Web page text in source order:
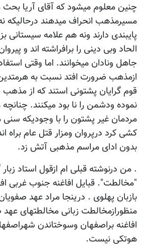
چنین معلوم میشود که آقای آریا بحث
مسیرمذهب انحراف میدهند درحالیکه
پایبندی دارند ونه هم علامه سیستانی
الحاد وبی دینی را برافراشته اند و
جاهل ونادان میخوانند. اما وقتی
ازمذهب ضرورت افتد نسبت به
قوم گرایان پشتونی استند که از
نموده ودشمن را نا بود میکنند.
مردمان غیر پشتون را با وجودیکه
کشی کرد درپروان ومزار قتل عام براه
بدون ادای مراسم مذهبی آتش زد.
. من درنوشته قبلی ام ازقول استاد
"مخالطت". قبایل افاغنه جنوب غربی
بازبان پهلوی . درینجا مراد عهد
منظورازمخالطت زبانی مخالطتهای
افاغنه براصفهان وسوختاندن
هوتکی نیست.